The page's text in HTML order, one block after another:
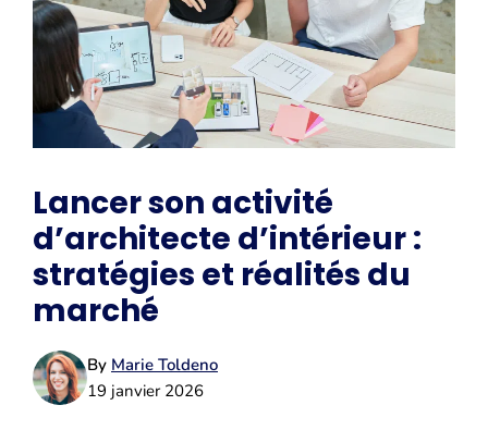
Lancer son activité
d’architecte d’intérieur :
stratégies et réalités du
marché
By Marie Toldeno
19 janvier 2026